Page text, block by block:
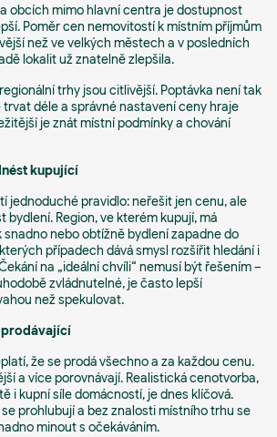
obcích mimo hlavní centra je dostupnost
Poměr cen nemovitostí k místním příjmům
než ve velkých městech a v posledních
lokalit už znatelně zlepšila.
trhy jsou citlivější. Poptávka není tak
déle a správné nastavení ceny hraje
je znát místní podmínky a chování
kupující
jednoduché pravidlo: neřešit jen cenu, ale
Region, ve kterém kupují, má
snadno nebo obtížně bydlení zapadne do
případech dává smysl rozšířit hledání i
na „ideální chvíli“ nemusí být řešením –
zvládnutelné, je často lepší
než spekulovat.
prodávající
že se prodá všechno a za každou cenu.
a více porovnávají. Realistická cenotvorba,
i kupní síle domácností, je dnes klíčová.
prohlubují a bez znalosti místního trhu se
minout s očekáváním.